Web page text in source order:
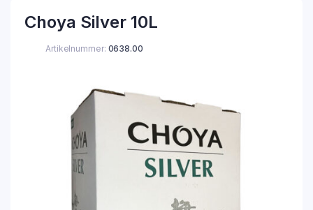
Choya Silver 10L
Artikelnummer: 0638.00